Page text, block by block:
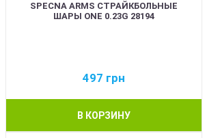
SPECNA ARMS СТРАЙКБОЛЬНЫЕ
ШАРЫ ONE 0.23G 28194
497 грн
В КОРЗИНУ